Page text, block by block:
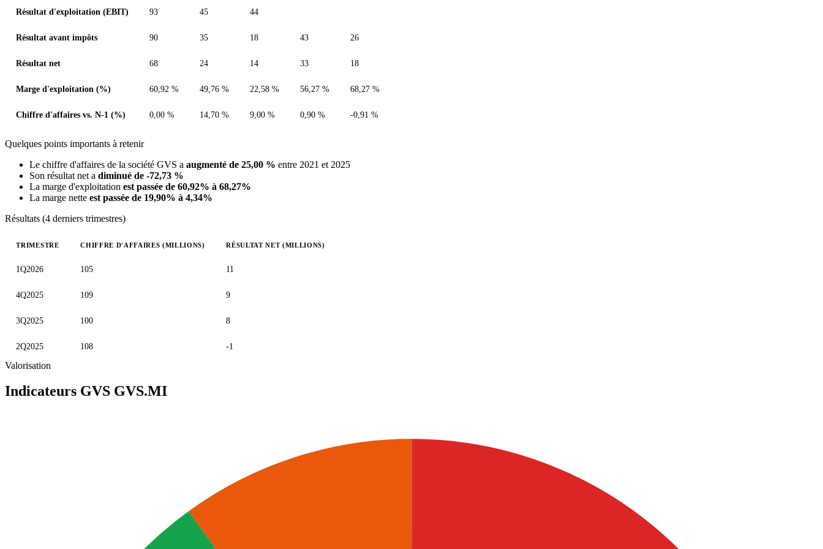
Résultat d'exploitation (EBIT) 93 45 44
Résultat avant impôts 90 35 18 43 26
Résultat net 68 24 14 33 18
Marge d'exploitation (%) 60,92 % 49,76 % 22,58 % 56,27 % 68,27 %
Chiffre d'affaires vs. N-1 (%) 0,00 % 14,70 % 9,00 % 0,90 % -0,91 %
Quelques points importants à retenir
Le chiffre d'affaires de la société GVS a augmenté de 25,00 % entre 2021 et 2025
Son résultat net a diminué de -72,73 %
La marge d'exploitation est passée de 60,92% à 68,27%
La marge nette est passée de 19,90% à 4,34%
Résultats (4 derniers trimestres)
TRIMESTRE CHIFFRE D'AFFAIRES (MILLIONS) RÉSULTAT NET (MILLIONS)
1Q2026 105 11
4Q2025 109 9
3Q2025 100 8
2Q2025 108 -1
Valorisation
Indicateurs GVS GVS.MI